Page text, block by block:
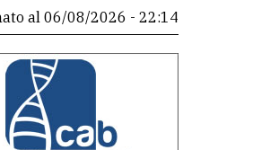
al 06/08/2026 - 22:14